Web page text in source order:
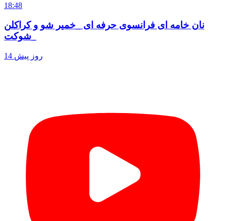
18:48
نان خامه ای فرانسوی حرفه ای _خمیر شو و کراکلن
_شوکت
14 روز پیش